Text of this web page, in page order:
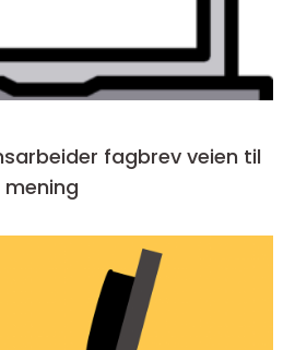
fagbrev veien til